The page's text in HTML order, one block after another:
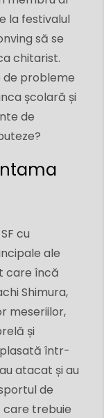
la festivalul
să se
chitarist.
de probleme
școlară și
de
cu
ale
care încă
Shimura,
meseriilor,
și
într-
atacat și au
de
care trebuie